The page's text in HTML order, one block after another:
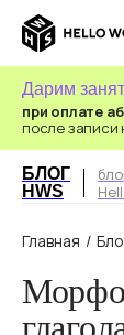
при оплате
после записи
Дарим
БЛОГ
HWS
Главная /